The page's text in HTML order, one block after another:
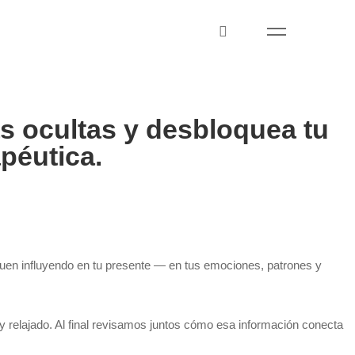
ocultas y desbloquea tu
influyendo en tu presente — en tus emociones, patrones y
Al final revisamos juntos cómo esa información conecta